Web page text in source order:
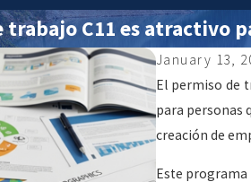
trabajo C11 es atractivo
January 13,
El permiso de
para personas
creación de
Este